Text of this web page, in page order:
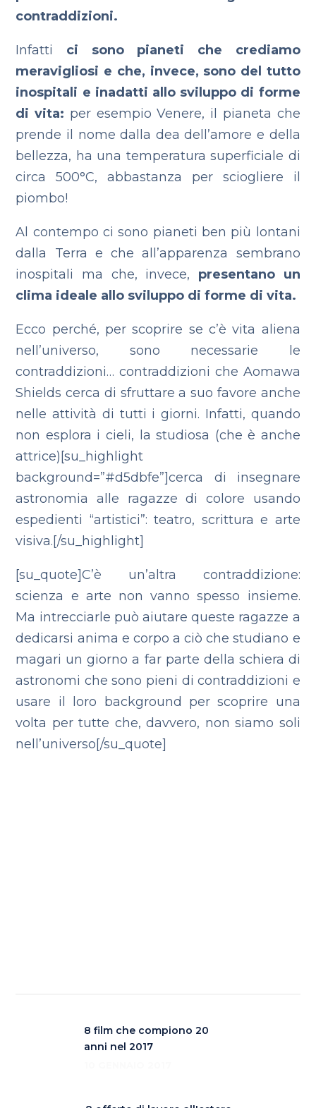
contraddizioni.
Infatti ci sono pianeti che crediamo
meravigliosi e che, invece, sono del tutto
inospitali e inadatti allo sviluppo di forme
di vita: per esempio Venere, il pianeta che
prende il nome dalla dea dell’amore e della
bellezza, ha una temperatura superficiale di
circa 500°C, abbastanza per sciogliere il
piombo!
Al contempo ci sono pianeti ben più lontani
dalla Terra e che all’apparenza sembrano
inospitali ma che, invece, presentano un
clima ideale allo sviluppo di forme di vita.
Ecco perché, per scoprire se c’è vita aliena
nell’universo, sono necessarie le
contraddizioni… contraddizioni che Aomawa
Shields cerca di sfruttare a suo favore anche
nelle attività di tutti i giorni. Infatti, quando
non esplora i cieli, la studiosa (che è anche
attrice)[su_highlight
background=”#d5dbfe”]cerca di insegnare
astronomia alle ragazze di colore usando
espedienti “artistici”: teatro, scrittura e arte
visiva.[/su_highlight]
[su_quote]C’è un’altra contraddizione:
scienza e arte non vanno spesso insieme.
Ma intrecciarle può aiutare queste ragazze a
dedicarsi anima e corpo a ciò che studiano e
magari un giorno a far parte della schiera di
astronomi che sono pieni di contraddizioni e
usare il loro background per scoprire una
volta per tutte che, davvero, non siamo soli
nell’universo[/su_quote]
8 film che compiono 20
anni nel 2017